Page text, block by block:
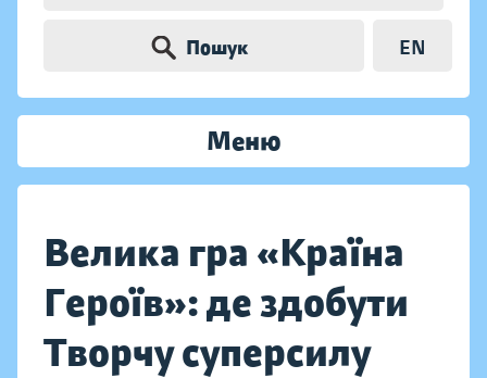
Пошук EN
Меню
Велика гра «Країна
Героїв»: де здобути
Творчу суперсилу